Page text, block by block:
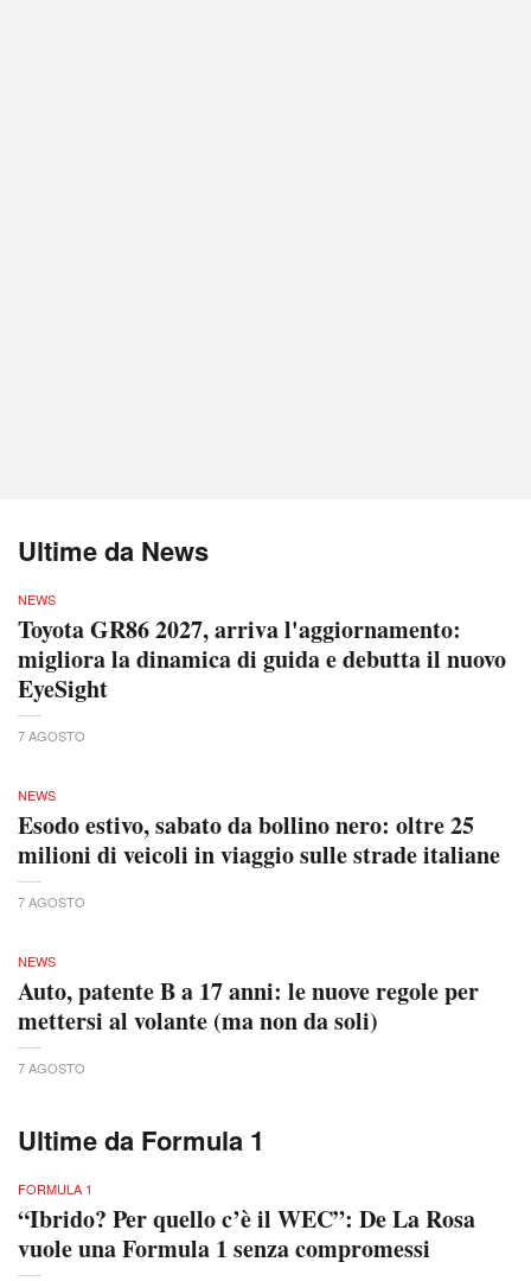
Ultime da News
NEWS
Toyota GR86 2027, arriva l'aggiornamento:
migliora la dinamica di guida e debutta il nuovo
EyeSight
7 AGOSTO
NEWS
Esodo estivo, sabato da bollino nero: oltre 25
milioni di veicoli in viaggio sulle strade italiane
7 AGOSTO
NEWS
Auto, patente B a 17 anni: le nuove regole per
mettersi al volante (ma non da soli)
7 AGOSTO
Ultime da Formula 1
FORMULA 1
“Ibrido? Per quello c’è il WEC”: De La Rosa
vuole una Formula 1 senza compromessi